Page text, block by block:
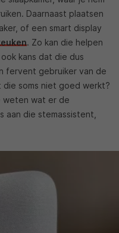
Daarnaast plaatsen
of een smart display
. Zo kan die helpen
kans dat die dus
fervent gebruiker van de
die soms niet goed werkt?
weten wat er de
aan die stemassistent,